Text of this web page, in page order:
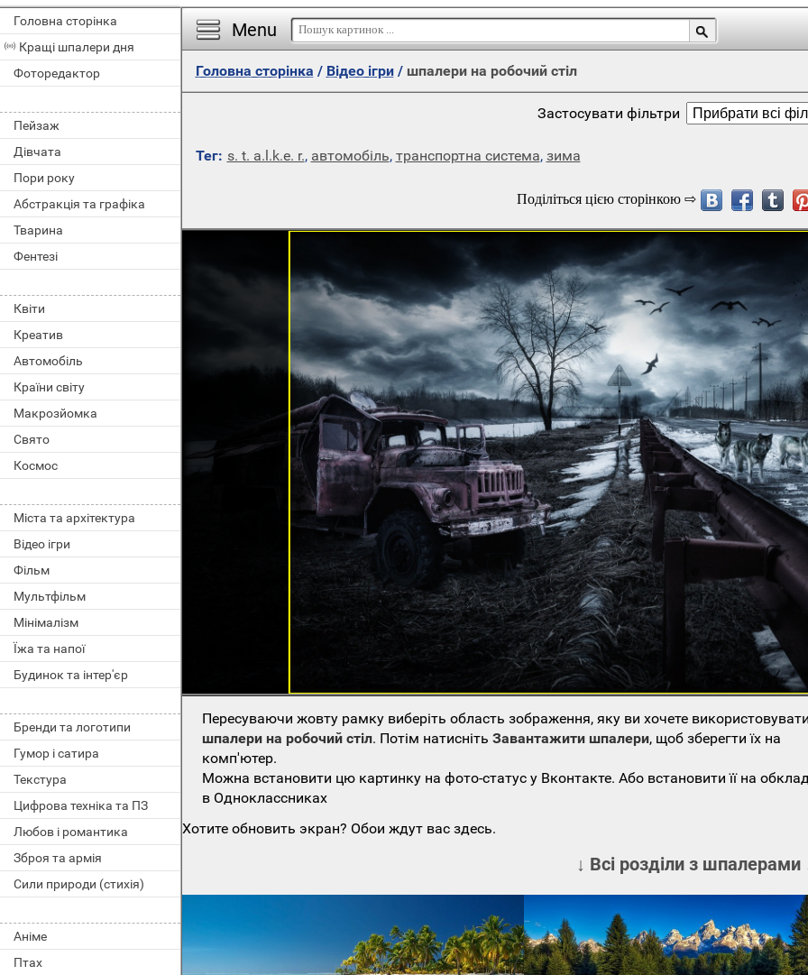
Головна сторінка
Кращі шпалери дня
Фоторедактор
Пейзаж
Дівчата
Пори року
Абстракція та графіка
Тварина
Фентезі
Квіти
Креатив
Автомобіль
Країни світу
Макрозйомка
Свято
Космос
Міста та архітектура
Відео ігри
Фільм
Мультфільм
Мінімалізм
Їжа та напої
Будинок та інтер'єр
Бренди та логотипи
Гумор і сатира
Текстура
Цифрова техніка та ПЗ
Любов і романтика
Зброя та армія
Сили природи (стихія)
Аніме
Птах
Menu
Головна сторінка / Відео ігри/ шпалери на робочий стіл
Застосувати фільтри
Тег: s. t. a.l.k.e. r., автомобіль, транспортна система, зима
Пересуваючи жовту рамку виберіть область зображення, яку ви хочете
шпалери на робочий стіл. Потім натиснітьЗавантажити шпалери, щоб зберегти їх на
комп'ютер.
Можна встановити цю картинку на фото-статус у Вконтакте. Або встановити її на
в Одноклассниках
Хотите обновить экран? Обои ждут вас здесь.
↓ Всі розділи з шпалерами